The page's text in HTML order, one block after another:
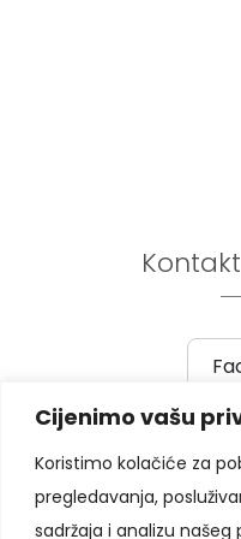
Cijenimo vašu
Koristimo kolačiće za
pregledavanja,
sadržaja i analizu